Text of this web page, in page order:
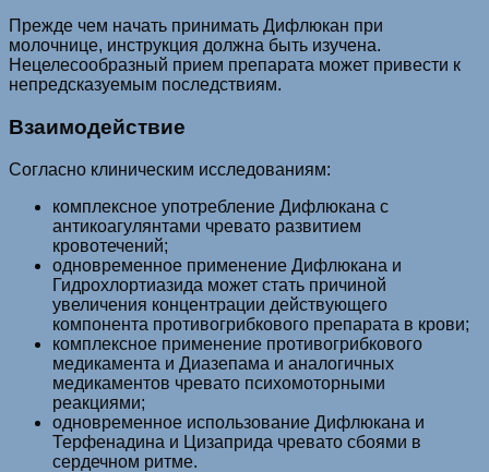
Прежде чем начать принимать Дифлюкан при
молочнице, инструкция должна быть изучена.
Нецелесообразный прием препарата может привести к
непредсказуемым последствиям.
Взаимодействие
Согласно клиническим исследованиям:
комплексное употребление Дифлюкана с
антикоагулянтами чревато развитием
кровотечений;
одновременное применение Дифлюкана и
Гидрохлортиазида может стать причиной
увеличения концентрации действующего
компонента противогрибкового препарата в крови;
комплексное применение противогрибкового
медикамента и Диазепама и аналогичных
медикаментов чревато психомоторными
реакциями;
одновременное использование Дифлюкана и
Терфенадина и Цизаприда чревато сбоями в
сердечном ритме.